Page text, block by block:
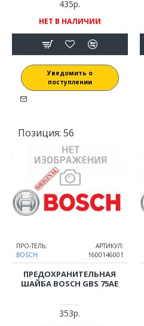
435р.
НЕТ В НАЛИЧИИ
Уведомить о
поступлении
Позиция: 56
ПРО-ТЕЛЬ:
BOSCH
АРТИКУЛ:
1600146001
ПРЕДОХРАНИТЕЛЬНАЯ
ШАЙБА BOSCH GBS 75AE
353р.